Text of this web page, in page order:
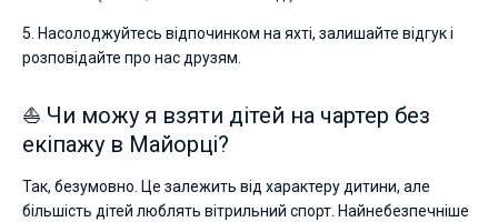
5. Насолоджуйтесь відпочинком на яхті, залишайте відгук і
розповідайте про нас друзям.
⛵ Чи можу я взяти дітей на чартер без
екіпажу в Майорці?
Так, безумовно. Це залежить від характеру дитини, але
більшість дітей люблять вітрильний спорт. Найнебезпечніше